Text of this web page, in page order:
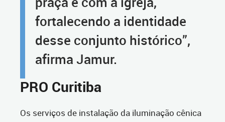
fortalecendo a identidade
desse conjunto histórico”,
afirma Jamur.
PRO Curitiba
Os serviços de instalação da iluminação cênica